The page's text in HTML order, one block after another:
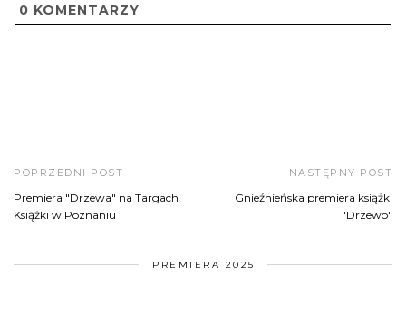
0 KOMENTARZY
POPRZEDNI POST
Premiera "Drzewa" na Targach
Książki w Poznaniu
NASTĘPNY POST
Gnieźnieńska premiera książki
"Drzewo"
PREMIERA 2025